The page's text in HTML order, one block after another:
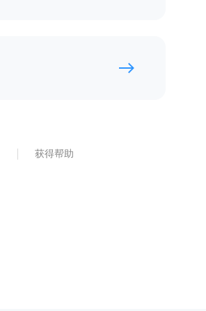
获得帮助